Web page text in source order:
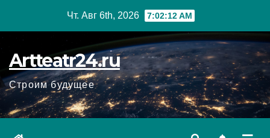
Чт. Авг 6th, 2026 7:02:13 AM
Artteatr24.ru
Строим будущее